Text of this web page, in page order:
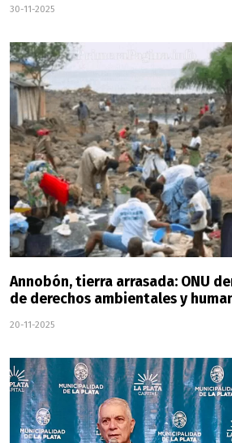
30-11-2025
Annobón, tierra arrasada: ONU
de derechos ambientales y
20-11-2025